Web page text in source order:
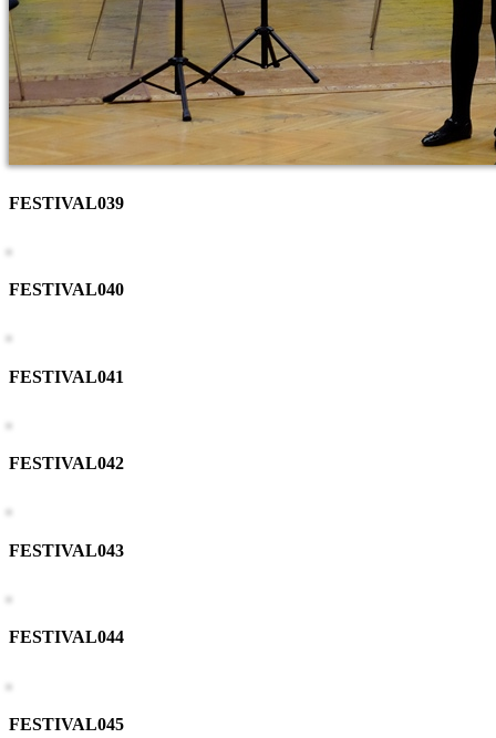
FESTIVAL039
FESTIVAL040
FESTIVAL041
FESTIVAL042
FESTIVAL043
FESTIVAL044
FESTIVAL045